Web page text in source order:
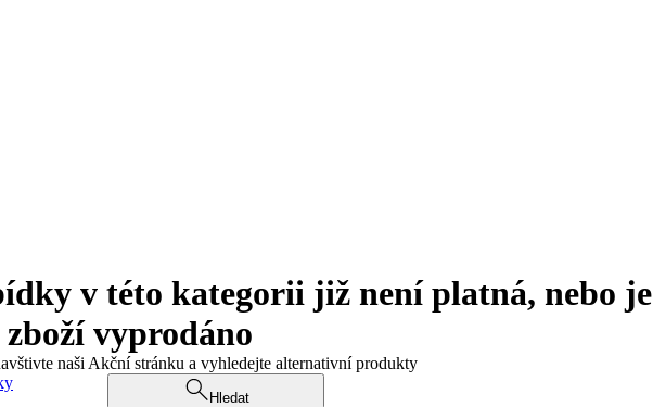
v této kategorii již není platná, nebo je
vyprodáno
naši Akční stránku a vyhledejte alternativní produkty
Hledat